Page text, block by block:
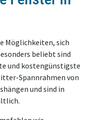
Möglichkeiten, sich
beliebt sind
und kostengünstigste
Spannrahmen von
und sind in